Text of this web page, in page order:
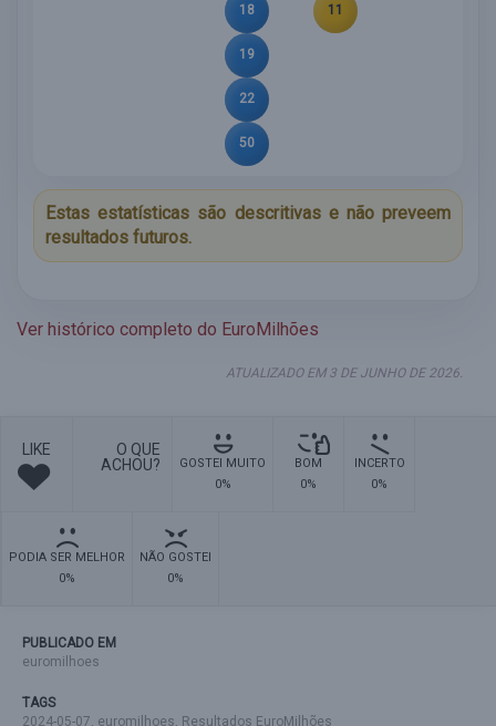
18
19
22
50
11
Estas estatísticas são descritivas e não preveem
resultados futuros.
Ver histórico completo do EuroMilhões
ATUALIZADO EM 3 DE JUNHO DE 2026.
LIKE
O QUE
ACHOU?
GOSTEI MUITO
0%
BOM
0%
INCERTO
0%
PODIA SER MELHOR
0%
NÃO GOSTEI
0%
PUBLICADO EM
euromilhoes
TAGS
2024-05-07, euromilhoes, Resultados EuroMilhões